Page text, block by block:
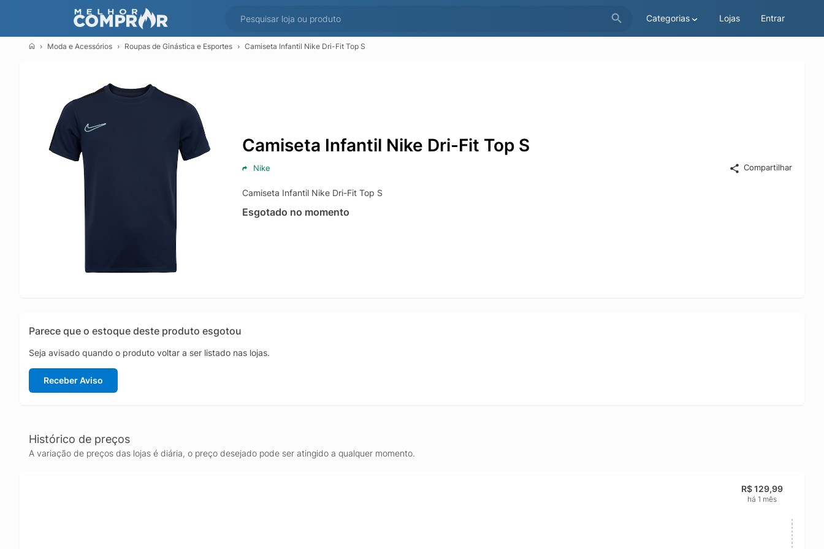
Categorias Lojas Entrar
Moda e Acessórios Roupas de Ginástica e Esportes Camiseta Infantil Nike Dri-Fit Top S
Camiseta Infantil Nike Dri-Fit Top S
Nike Compartilhar
Camiseta Infantil Nike Dri-Fit Top S
Esgotado no momento
Parece que o estoque deste produto esgotou
Seja avisado quando o produto voltar a ser listado nas lojas.
Receber Aviso
Histórico de preços
A variação de preços das lojas é diária, o preço desejado pode ser atingido a qualquer momento.
R$ 129,99
há 1 mês